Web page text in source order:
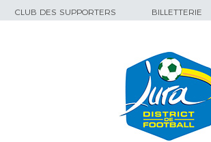
CLUB DES SUPPORTERS BILLETTERIE